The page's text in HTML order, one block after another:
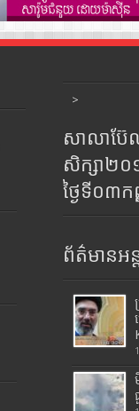
>
សាលាប៊ែ
សិក្សា២
ថ្ងៃទី០៣
ព័ត៌មានអន្